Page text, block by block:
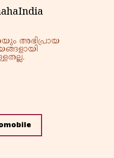
അഭിപ്രായ